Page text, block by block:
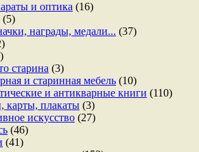
и оптика (16)
(5)
награды, медали... (37)
старина (3)
и старинная мебель (10)
и антикварные книги (110)
карты, плакаты (3)
искусство (27)
(46)
(41)